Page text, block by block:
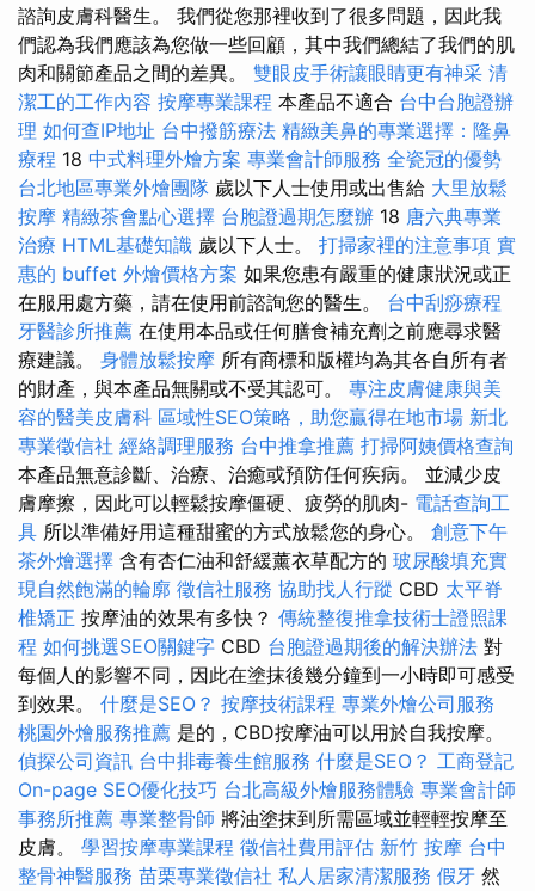
諮詢皮膚科醫生。 我們從您那裡收到了很多問題，因此我
們認為我們應該為您做一些回顧，其中我們總結了我們的肌
肉和關節產品之間的差異。 雙眼皮手術讓眼睛更有神采 清
潔工的工作內容 按摩專業課程 本產品不適合 台中台胞證辦
理 如何查IP地址 台中撥筋療法 精緻美鼻的專業選擇：隆鼻
療程 18 中式料理外燴方案 專業會計師服務 全瓷冠的優勢
台北地區專業外燴團隊 歲以下人士使用或出售給 大里放鬆
按摩 精緻茶會點心選擇 台胞證過期怎麼辦 18 唐六典專業
治療 HTML基礎知識 歲以下人士。 打掃家裡的注意事項 實
惠的 buffet 外燴價格方案 如果您患有嚴重的健康狀況或正
在服用處方藥，請在使用前諮詢您的醫生。 台中刮痧療程
牙醫診所推薦 在使用本品或任何膳食補充劑之前應尋求醫
療建議。 身體放鬆按摩 所有商標和版權均為其各自所有者
的財產，與本產品無關或不受其認可。 專注皮膚健康與美
容的醫美皮膚科 區域性SEO策略，助您贏得在地市場 新北
專業徵信社 經絡調理服務 台中推拿推薦 打掃阿姨價格查詢
本產品無意診斷、治療、治癒或預防任何疾病。 並減少皮
膚摩擦，因此可以輕鬆按摩僵硬、疲勞的肌肉- 電話查詢工
具 所以準備好用這種甜蜜的方式放鬆您的身心。 創意下午
茶外燴選擇 含有杏仁油和舒緩薰衣草配方的 玻尿酸填充實
現自然飽滿的輪廓 徵信社服務 協助找人行蹤 CBD 太平脊
椎矯正 按摩油的效果有多快？ 傳統整復推拿技術士證照課
程 如何挑選SEO關鍵字 CBD 台胞證過期後的解決辦法 對
每個人的影響不同，因此在塗抹後幾分鐘到一小時即可感受
到效果。 什麼是SEO？ 按摩技術課程 專業外燴公司服務
桃園外燴服務推薦 是的，CBD按摩油可以用於自我按摩。
偵探公司資訊 台中排毒養生館服務 什麼是SEO？ 工商登記
On-page SEO優化技巧 台北高級外燴服務體驗 專業會計師
事務所推薦 專業整骨師 將油塗抹到所需區域並輕輕按摩至
皮膚。 學習按摩專業課程 徵信社費用評估 新竹 按摩 台中
整骨神醫服務 苗栗專業徵信社 私人居家清潔服務 假牙 然